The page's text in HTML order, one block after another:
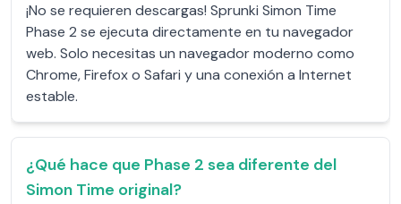
¡No se requieren descargas! Sprunki Simon Time
Phase 2 se ejecuta directamente en tu navegador
web. Solo necesitas un navegador moderno como
Chrome, Firefox o Safari y una conexión a Internet
estable.
¿Qué hace que Phase 2 sea diferente del
Simon Time original?